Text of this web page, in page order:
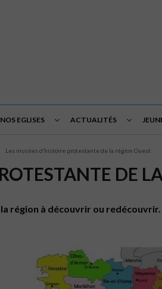
EGLISES ACTUALITÉS
Les musées d’histoire protestante de la région Ouest
DE
région à découvrir ou redécouvrir.